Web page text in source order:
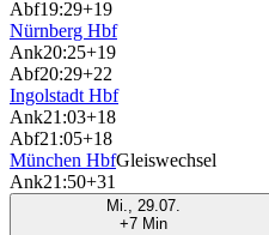
Abf19:29+19
Nürnberg Hbf
Ank20:25+19
Abf20:29+22
Ingolstadt Hbf
Ank21:03+18
Abf21:05+18
München HbfGleiswechsel
Ank21:50+31
Mi., 29.07.
+7 Min